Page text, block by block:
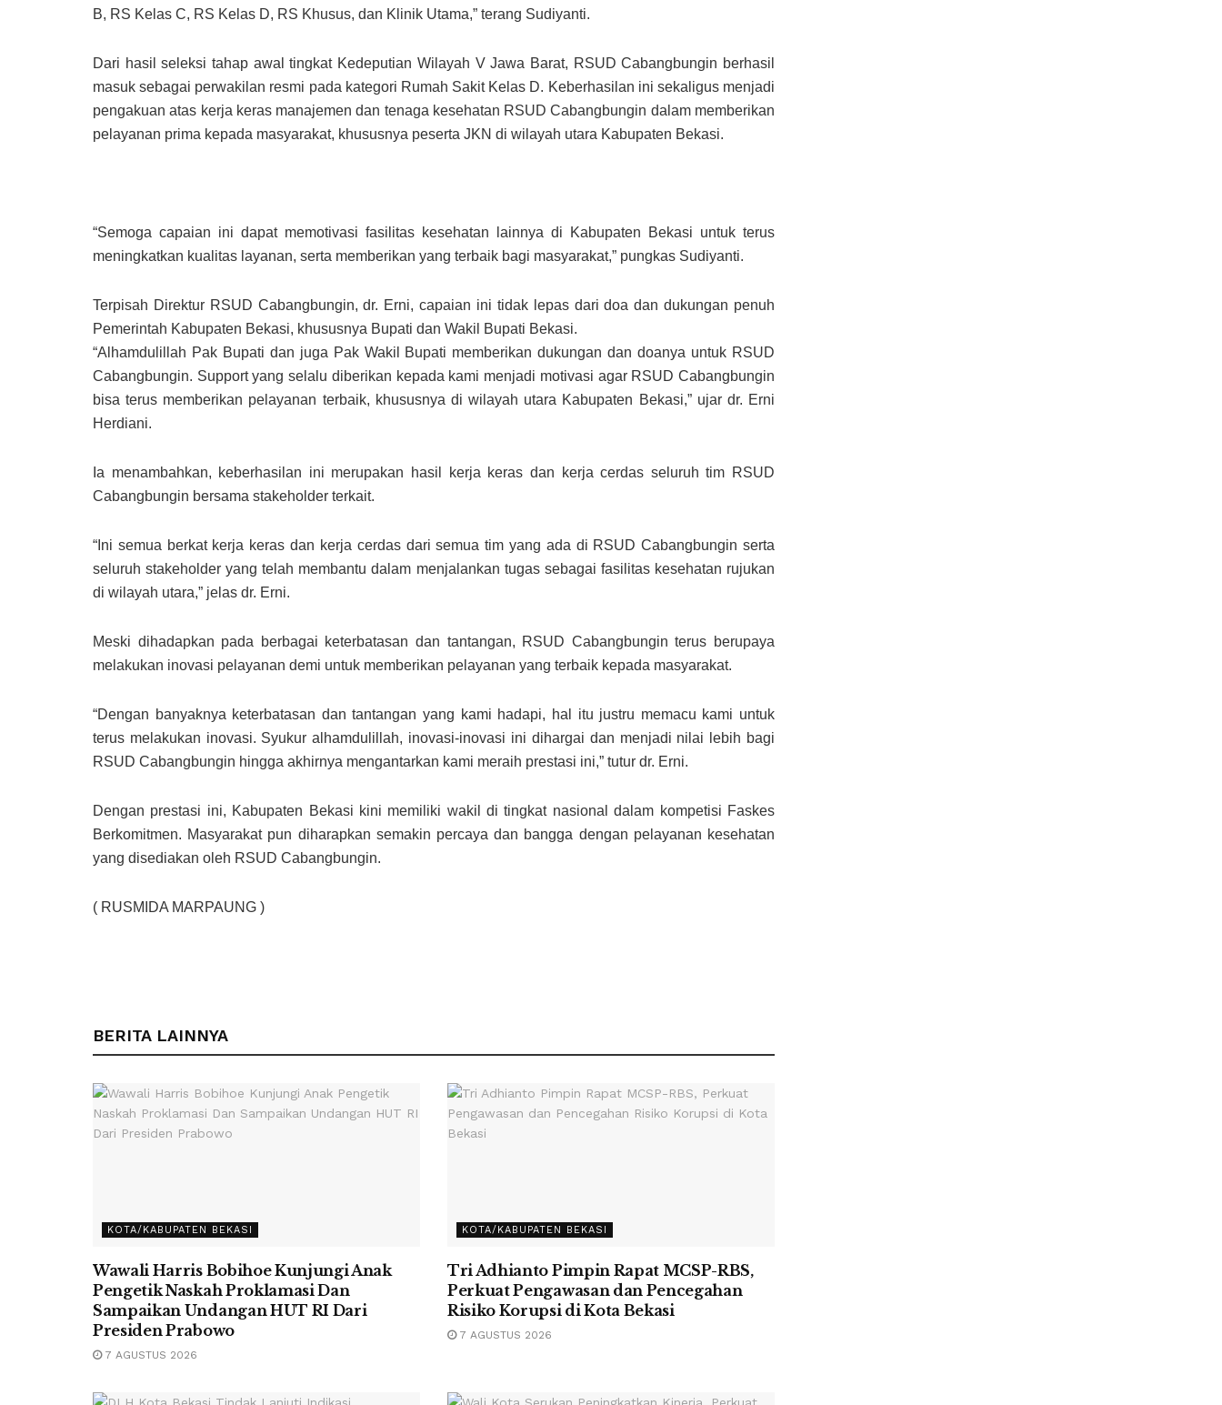
B, RS Kelas C, RS Kelas D, RS Khusus, dan Klinik Utama,” terang Sudiyanti.
Dari hasil seleksi tahap awal tingkat Kedeputian Wilayah V Jawa Barat, RSUD Cabangbungin berhasil
masuk sebagai perwakilan resmi pada kategori Rumah Sakit Kelas D. Keberhasilan ini sekaligus menjadi
pengakuan atas kerja keras manajemen dan tenaga kesehatan RSUD Cabangbungin dalam memberikan
pelayanan prima kepada masyarakat, khususnya peserta JKN di wilayah utara Kabupaten Bekasi.
“Semoga capaian ini dapat memotivasi fasilitas kesehatan lainnya di Kabupaten Bekasi untuk terus
meningkatkan kualitas layanan, serta memberikan yang terbaik bagi masyarakat,” pungkas Sudiyanti.
Terpisah Direktur RSUD Cabangbungin, dr. Erni, capaian ini tidak lepas dari doa dan dukungan penuh
Pemerintah Kabupaten Bekasi, khususnya Bupati dan Wakil Bupati Bekasi.
“Alhamdulillah Pak Bupati dan juga Pak Wakil Bupati memberikan dukungan dan doanya untuk RSUD
Cabangbungin. Support yang selalu diberikan kepada kami menjadi motivasi agar RSUD Cabangbungin
bisa terus memberikan pelayanan terbaik, khususnya di wilayah utara Kabupaten Bekasi,” ujar dr. Erni
Herdiani.
Ia menambahkan, keberhasilan ini merupakan hasil kerja keras dan kerja cerdas seluruh tim RSUD
Cabangbungin bersama stakeholder terkait.
“Ini semua berkat kerja keras dan kerja cerdas dari semua tim yang ada di RSUD Cabangbungin serta
seluruh stakeholder yang telah membantu dalam menjalankan tugas sebagai fasilitas kesehatan rujukan
di wilayah utara,” jelas dr. Erni.
Meski dihadapkan pada berbagai keterbatasan dan tantangan, RSUD Cabangbungin terus berupaya
melakukan inovasi pelayanan demi untuk memberikan pelayanan yang terbaik kepada masyarakat.
“Dengan banyaknya keterbatasan dan tantangan yang kami hadapi, hal itu justru memacu kami untuk
terus melakukan inovasi. Syukur alhamdulillah, inovasi-inovasi ini dihargai dan menjadi nilai lebih bagi
RSUD Cabangbungin hingga akhirnya mengantarkan kami meraih prestasi ini,” tutur dr. Erni.
Dengan prestasi ini, Kabupaten Bekasi kini memiliki wakil di tingkat nasional dalam kompetisi Faskes
Berkomitmen. Masyarakat pun diharapkan semakin percaya dan bangga dengan pelayanan kesehatan
yang disediakan oleh RSUD Cabangbungin.
( RUSMIDA MARPAUNG )
BERITA LAINNYA
KOTA/KABUPATEN BEKASI
Wawali Harris Bobihoe Kunjungi Anak
Pengetik Naskah Proklamasi Dan
Sampaikan Undangan HUT RI Dari
Presiden Prabowo
7 AGUSTUS 2026
KOTA/KABUPATEN BEKASI
Tri Adhianto Pimpin Rapat MCSP-RBS,
Perkuat Pengawasan dan Pencegahan
Risiko Korupsi di Kota Bekasi
7 AGUSTUS 2026